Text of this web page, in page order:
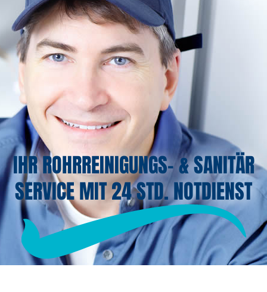
IHR ROHRREINIGUNGS- & SANITÄR
SERVICE MIT 24 STD. NOTDIENST